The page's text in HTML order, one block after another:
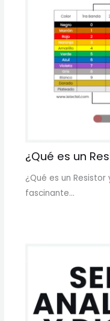
¿Qué es un
¿Qué es un Resistor
fascinante…